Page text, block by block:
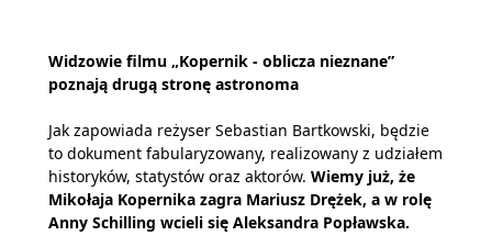
Widzowie filmu „Kopernik - oblicza nieznane”
poznają drugą stronę astronoma
Jak zapowiada reżyser Sebastian Bartkowski, będzie
to dokument fabularyzowany, realizowany z udziałem
historyków, statystów oraz aktorów. Wiemy już, że
Mikołaja Kopernika zagra Mariusz Drężek, a w rolę
Anny Schilling wcieli się Aleksandra Popławska.